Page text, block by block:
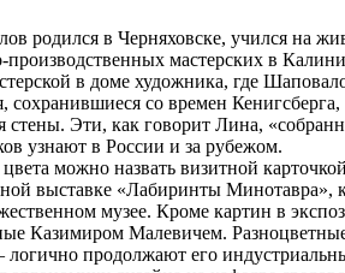
родился в Черняховске, учился на
производственных мастерских в
в доме художника, где
сохранившиеся со времен
стены. Эти, как говорит Лина,
узнают в России и за рубежом.
можно назвать визитной
выставке «Лабиринты
музее. Кроме картин в
Казимиром Малевичем.
логично продолжают его